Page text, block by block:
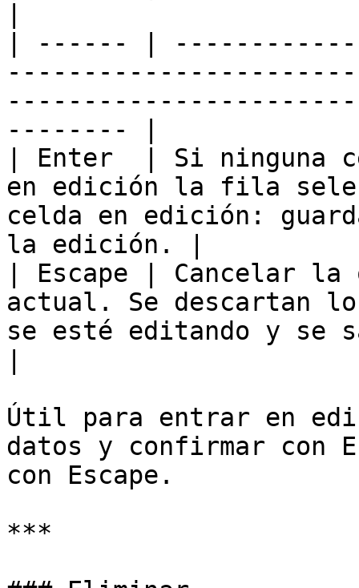
| ------ |
-------- |
| Enter  | Si ninguna
en edición la fila
celda en edición:
la edición. |
| Escape | Cancelar la
actual. Se descartan
se esté editando y se
Útil para entrar en
datos y confirmar con
con Escape.
***